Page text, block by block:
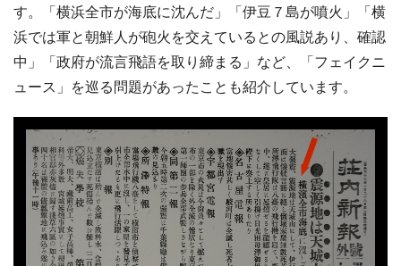
す。「横浜全市が海底に沈んだ」「伊豆７島が噴火」「横
浜では軍と朝鮮人が砲火を交えているとの風説あり、確認
中」「政府が流言飛語を取り締まる」など、「フェイクニ
ュース」を巡る問題があったことも紹介しています。